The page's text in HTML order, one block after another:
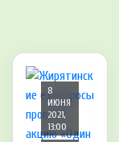
8
ИЮНЯ
2021,
13:00